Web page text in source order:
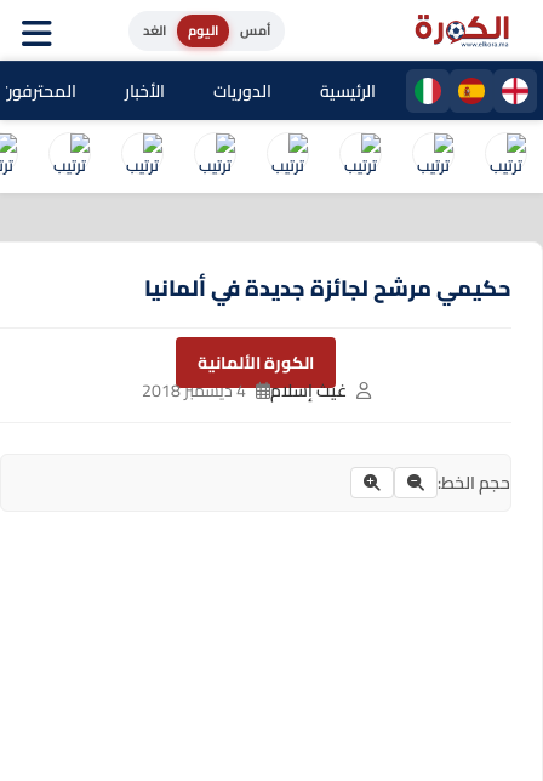
اليوم الغد
الرئيسية الدوريات الأخبار المحترفون
حكيمي مرشح لجائزة جديدة في ألمانيا
الكورة الألمانية
غيث إسلام
4 ديسمبر 2018
حجم الخط: